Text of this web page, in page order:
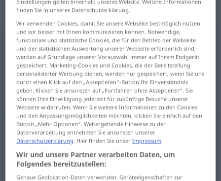
transitives Zeitwort
verifiera [værifiˈeːra]v/t <1>
Übersicht aller Übersetzungen
(Für mehr Details die Übersetzung anklicken/antippen)
beglaubigen, bestätigen, belegen
beglaubigen,bestätigen verifiera
belegen verifiera
Einstellungen gelten innerhalb unseres Website. Weitere Informationen
finden Sie in unserer Datenschutzerklärung.
Wir verwenden Cookies, damit Sie unsere Webseite bestmöglich nutzen
und wir besser mit Ihnen kommunizieren können. Notwendige,
funktionale und statistische Cookies, die für den Betrieb der Webseite
und der statistischen Auswertung unserer Webseite erforderlich sind,
werden auf Grundlage unserer Vorauswahl immer auf Ihrem Endgerät
gespeichert. Marketing-Cookies und Cookies, die der Bereitstellung
personalisierter Werbung dienen, werden nur gespeichert, wenn Sie uns
durch einen Klick auf den „Akzeptieren“-Button Ihr Einverständnis
geben. Klicken Sie ansonsten auf „Fortfahren ohne Akzeptieren“. Sie
können Ihre Einwilligung jederzeit für zukünftige Besuche unserer
Webseite widerrufen. Wenn Sie weitere Informationen zu den Cookies
und den Anpassungsmöglichkeiten möchten, klicken Sie einfach auf den
Button „Mehr Optionen“. Weitergehende Hinweise zu der
Datenverarbeitung entnehmen Sie ansonsten unserer
Datenschutzerklärung. Hier finden Sie unserImpressum.
Wir und unsere Partner verarbeiten Daten, um
Folgendes bereitzustellen:
Genaue Geolocation-Daten verwenden. Geräteeigenschaften zur